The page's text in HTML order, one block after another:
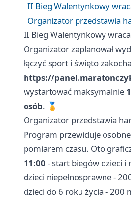
II Bieg Walentynkowy
Organizator przedstawia
II Bieg Walentynkowy
Organizator zaplanował
łączyć sport i święto
https://
wystartować maksymalnie
osób. 🏅
Organizator przedstawia
Program przewiduje
pomiarem czasu. Oto
11:00 - start biegów dzieci i
dzieci niepełnosprawne -
dzieci do 6 roku życia - 200